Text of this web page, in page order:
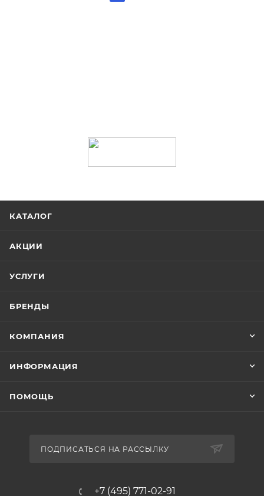
КАТАЛОГ
АКЦИИ
УСЛУГИ
БРЕНДЫ
КОМПАНИЯ
ИНФОРМАЦИЯ
ПОМОЩЬ
ПОДПИСАТЬСЯ НА РАССЫЛКУ
+7 (495) 771-02-91